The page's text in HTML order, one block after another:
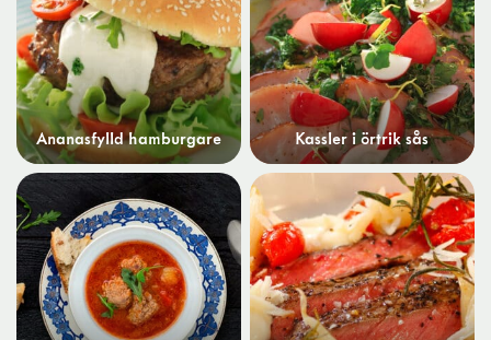
Ananasfylld hamburgare Kassler i örtrik sås